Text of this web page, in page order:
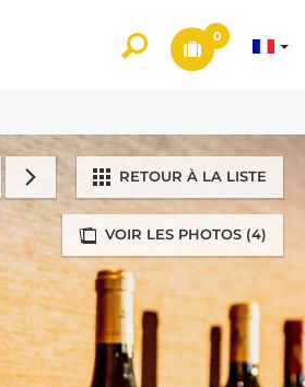
0
VOIR LES PHOTOS (4)
RETOUR À LA LISTE